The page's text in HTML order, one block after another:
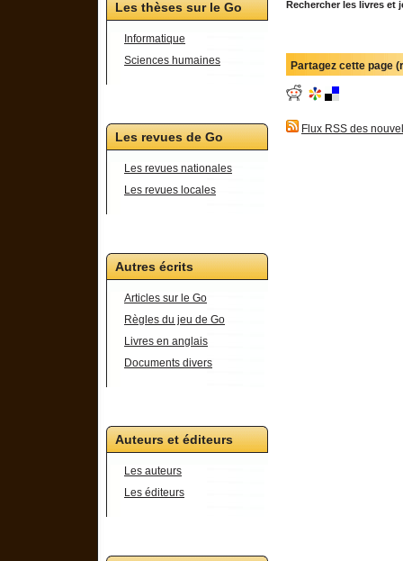
Les thèses sur le Go
Informatique
Sciences humaines
Les revues de Go
Les revues nationales
Les revues locales
Autres écrits
Articles sur le Go
Règles du jeu de Go
Livres en anglais
Documents divers
Auteurs et éditeurs
Les auteurs
Les éditeurs
Rechercher les livres et
Partagez cette page
Flux RSS des